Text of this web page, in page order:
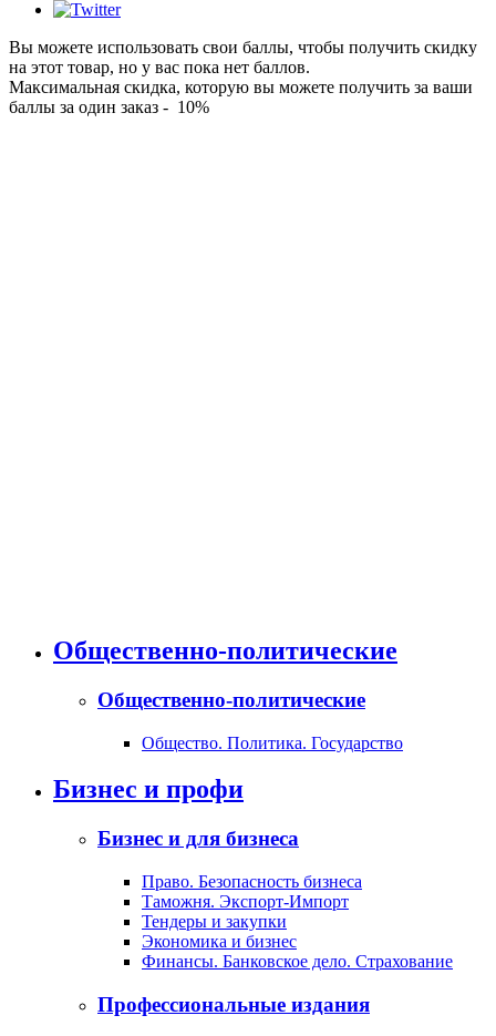
Вы можете использовать свои баллы, чтобы получить скидку
на этот товар, но у вас пока нет баллов.
Максимальная скидка, которую вы можете получить за ваши
баллы за один заказ - 10%
Общественно-политические
Общественно-политические
Общество. Политика. Государство
Бизнес и профи
Бизнес и для бизнеса
Право. Безопасность бизнеса
Таможня. Экспорт-Импорт
Тендеры и закупки
Экономика и бизнес
Финансы. Банковское дело. Страхование
Профессиональные издания